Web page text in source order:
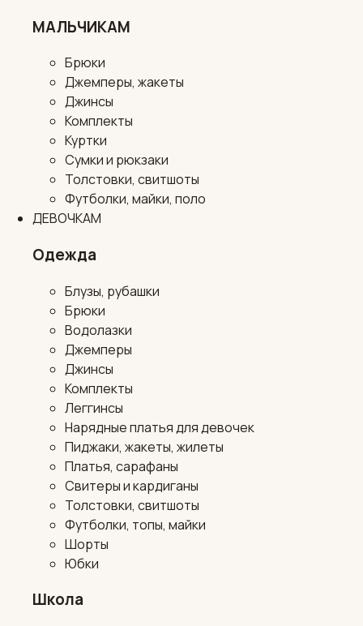
МАЛЬЧИКАМ
Брюки
Джемперы, жакеты
Джинсы
Комплекты
Куртки
Сумки и рюкзаки
Толстовки, свитшоты
Футболки, майки, поло
ДЕВОЧКАМ
Одежда
Блузы, рубашки
Брюки
Водолазки
Джемперы
Джинсы
Комплекты
Леггинсы
Нарядные платья для девочек
Пиджаки, жакеты, жилеты
Платья, сарафаны
Свитеры и кардиганы
Толстовки, свитшоты
Футболки, топы, майки
Шорты
Юбки
Школа